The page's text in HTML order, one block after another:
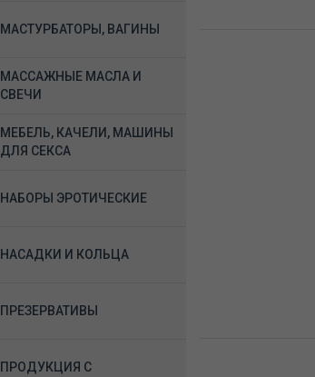
МАСТУРБАТОРЫ, ВАГИНЫ
МАССАЖНЫЕ МАСЛА И
СВЕЧИ
МЕБЕЛЬ, КАЧЕЛИ, МАШИНЫ
ДЛЯ СЕКСА
НАБОРЫ ЭРОТИЧЕСКИЕ
НАСАДКИ И КОЛЬЦА
ПРЕЗЕРВАТИВЫ
ПРОДУКЦИЯ С